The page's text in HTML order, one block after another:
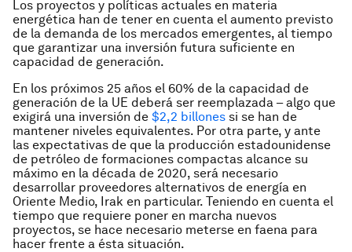
Los proyectos y políticas actuales en materia
energética han de tener en cuenta el aumento previsto
de la demanda de los mercados emergentes, al tiempo
que garantizar una inversión futura suficiente en
capacidad de generación.
En los próximos 25 años el 60% de la capacidad de
generación de la UE deberá ser reemplazada – algo que
exigirá una inversión de $2,2 billones si se han de
mantener niveles equivalentes. Por otra parte, y ante
las expectativas de que la producción estadounidense
de petróleo de formaciones compactas alcance su
máximo en la década de 2020, será necesario
desarrollar proveedores alternativos de energía en
Oriente Medio, Irak en particular. Teniendo en cuenta el
tiempo que requiere poner en marcha nuevos
proyectos, se hace necesario meterse en faena para
hacer frente a ésta situación.